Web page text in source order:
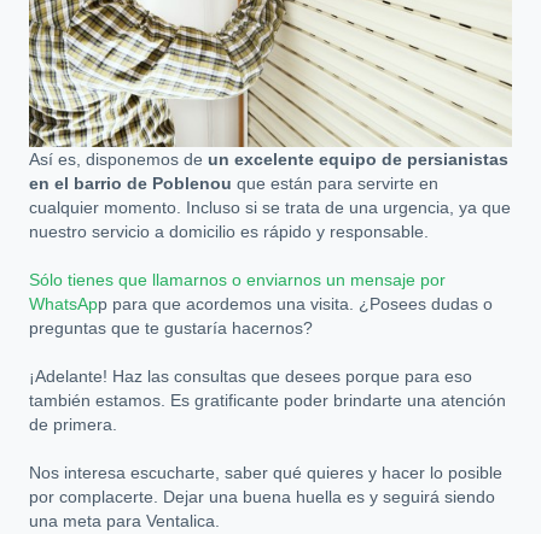
Así es, disponemos de un excelente equipo de persianistas
en el barrio de Poblenou que están para servirte en
cualquier momento. Incluso si se trata de una urgencia, ya que
nuestro servicio a domicilio es rápido y responsable.
Sólo tienes que llamarnos o enviarnos un mensaje por
WhatsApp para que acordemos una visita. ¿Posees dudas o
preguntas que te gustaría hacernos?
¡Adelante! Haz las consultas que desees porque para eso
también estamos. Es gratificante poder brindarte una atención
de primera.
Nos interesa escucharte, saber qué quieres y hacer lo posible
por complacerte. Dejar una buena huella es y seguirá siendo
una meta para Ventalica.